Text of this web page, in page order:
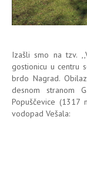
Izašli smo na tzv.
gostionicu u centru
brdo Nagrad.
desnom stranom
Popuščevice
vodopad Vešala: